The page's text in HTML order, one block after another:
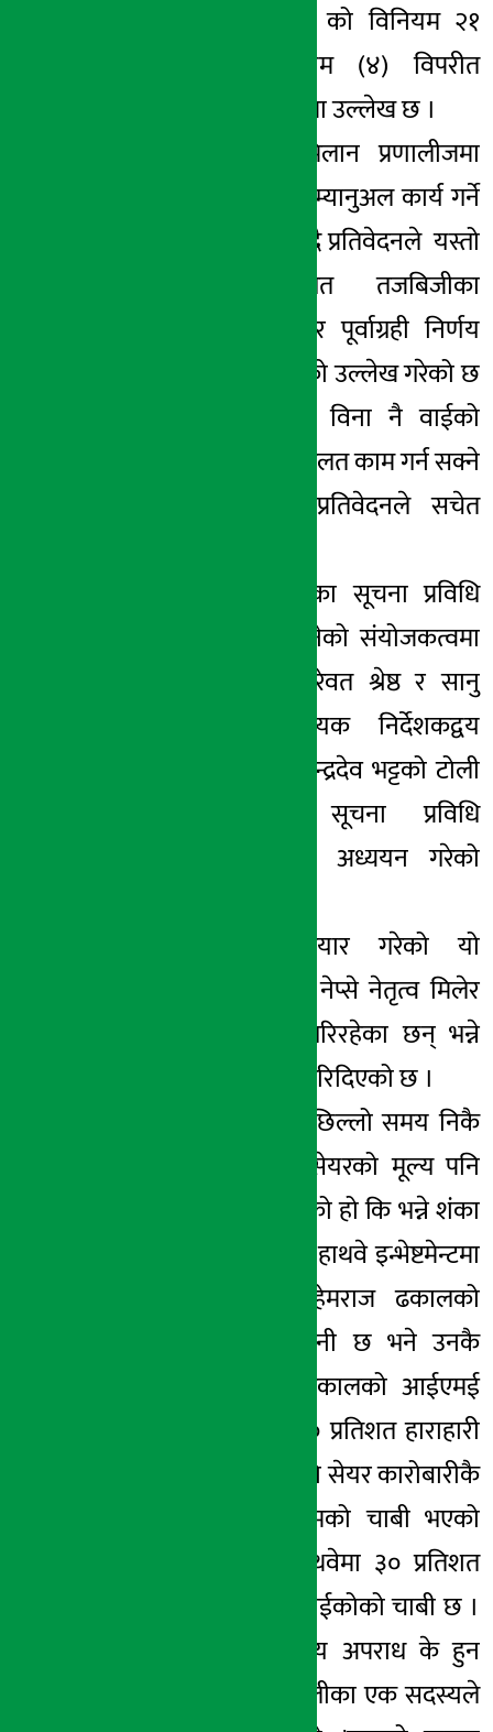
विनियमावली २०७५ को विनियम २१
(ख) को उपविनियम (४) विपरीत
भएकोसमेत प्रतिवेदनमा उल्लेख छ ।
नेप्सेको कारोबार मिलान प्रणालीजमा
अझै पनि कारोबारमा म्यानुअल कार्य गर्ने
गरिएको तथ्य औंलाउँदै प्रतिवेदनले यस्तो
अवस्थामा व्यक्तिगत तजबिजीका
आधारमा काम हुने र पूर्वाग्रही निर्णय
हुनसक्ने जोखिम भएको उल्लेख गरेको छ
। नेप्सेको जानकारी विना नै वाईको
सिष्टममा प्रवेश गर्ने र गलत काम गर्न सक्ने
सम्भावनातर्फ पनि प्रतिवेदनले सचेत
धितोपत्र बोर्डले बोर्डका सूचना प्रविधि
विज्ञ सरोज लामिछानेको संयोजकत्वमा
बोर्डका निर्देशकद्वय रेवत श्रेष्ठ र सानु
खड्का तथा सहायक निर्देशकद्वय
यमनाथ अर्याल र रविन्द्रदेव भट्टको टोली
बनाएर बजारको सूचना प्रविधि
सुशासनका विषयमा अध्ययन गरेको
धितोपत्र बोर्डले तयार गरेको यो
प्रतिवेदनले वाईको र नेप्से नेतृत्व मिलेर
करोडौंको चलखेल गरिरहेका छन् भन्ने
तथ्यको पनि उजागर गरिदिएको छ ।
बोर्डको प्रतिवेदनले पछिल्लो समय निकै
बढिरहेको हाथवेको सेयरको मूल्य पनि
कृतिम रुपमा बढाइएको हो कि भन्ने शंका
गर्ने ठाउँ दिएको छ । हाथवे इन्भेष्टमेन्टमा
आईएमई समूहका हेमराज ढकालको
३०.०१ प्रतिशत लगानी छ भने उनकै
सहोदर दाजु चन्द्र ढकालको आईएमई
समूहको वाईकोमा ८० प्रतिशत हाराहारी
लगानी छ । यसले पनि सेयर कारोबारीकै
हातमा नेप्सेको सिष्टमको चाबी भएको
देखिएको छ । 'हाथवेमा ३० प्रतिशत
सेयर हुनेको हातमा वाईकोको चाबी छ ।
यहाँभन्दा ठुलो वित्तीय अपराध के हुन
सक्छ ?' छानविन टोलीका एक सदस्यले